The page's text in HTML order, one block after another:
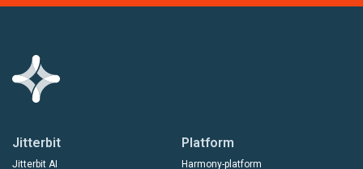
Jitterbit
Jitterbit AI
Platform
Harmony-platform